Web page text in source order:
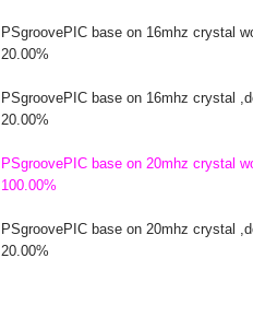
PSgroovePIC base on 16mhz crystal
20.00%
PSgroovePIC base on 16mhz crystal
20.00%
PSgroovePIC base on 20mhz crystal
100.00%
PSgroovePIC base on 20mhz crystal
20.00%